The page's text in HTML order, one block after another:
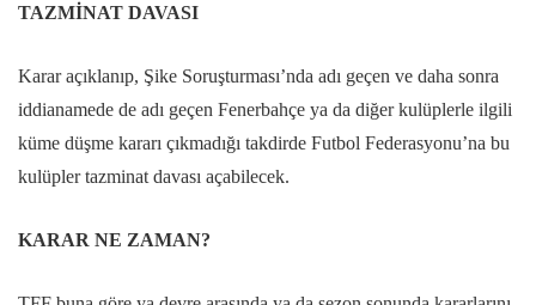
TAZMİNAT DAVASI
Karar açıklanıp, Şike Soruşturması’nda adı geçen ve daha sonra
iddianamede de adı geçen Fenerbahçe ya da diğer kulüplerle ilgili
küme düşme kararı çıkmadığı takdirde Futbol Federasyonu’na bu
kulüpler tazminat davası açabilecek.
KARAR NE ZAMAN?